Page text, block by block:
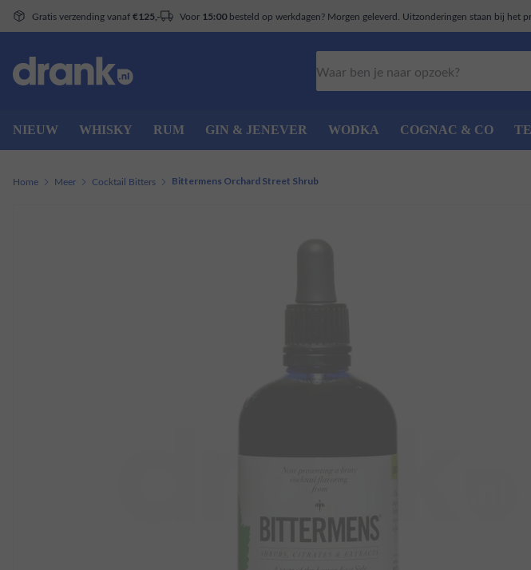
Gratis verzending vanaf €125,- Voor 15:00besteld op werkdagen? Morgen geleverd. Uitzonderingen staan bij het
NIEUW WHISKY RUM GIN & JENEVER WODKA COGNAC & CO
Home Meer Cocktail Bitters Bittermens Orchard Street Shrub